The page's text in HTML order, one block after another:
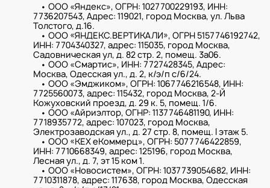
• ООО «Яндекс», ОГРН: 1027700229193, ИНН:
7736207543, Адрес: 119021, город Москва, ул. Льва
Толстого, д.16.
• ООО «ЯНДЕКС.ВЕРТИКАЛИ», ОГРН 5157746192742,
ИНН: 7704340327, адрес: 115035, город Москва,
Садовническая ул, д. 82 стр. 2, помещ. 3а06.
• ООО «Смартис», ИНН: 7727428345, Адрес:
Москва, Одесская ул., д. 2, к/э/п с/6/24.
• ООО «Эмджиком», ОГРН: 1067746216548, ИНН:
7725560073, адрес: 115432, город Москва, 2-Й
Кожуховский проезд, д. 29 к. 5, помещ. 1/6.
• ООО «Айриэлтор, ОГНР: 1137746481190, ИНН:
7718935772, адрес: 107023, город Москва,
Электрозаводская ул., д. 27 стр. 8, помещ. I этаж 5.
• ООО «КЕХ еКоммерц», ОГРН: 5077746422859,
ИНН: 7710668349, адрес: 125196, город Москва,
Лесная ул., д. 7, эт 15 ком 1.
• ООО «Новосистем», ОГРН: 1037739054682, ИНН:
7710311878, адрес: 117638, город Москва, Одесская